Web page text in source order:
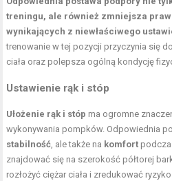
treningu, ale również zmniejsza
wynikających z niewłaściwego
trenowanie w tej pozycji przyczynia się
ciała oraz polepsza ogólną kondycję
Ustawienie rąk i stóp
Ułożenie rąk i stóp ma ogromne
wykonywania pompków. Odpowiednia
stabilność, ale także na komfort
znajdować się na szerokość półtorej
rozłożyć ciężar ciała i zredukować